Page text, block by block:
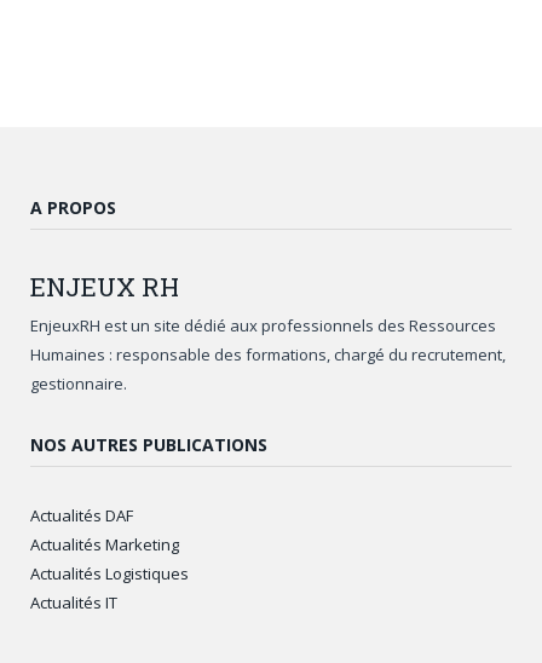
A PROPOS
ENJEUX RH
EnjeuxRH est un site dédié aux professionnels des Ressources
Humaines : responsable des formations, chargé du recrutement,
gestionnaire.
NOS AUTRES PUBLICATIONS
Actualités DAF
Actualités Marketing
Actualités Logistiques
Actualités IT